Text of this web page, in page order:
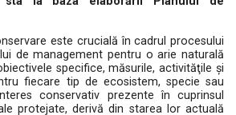
este crucială în cadrul procesului
de management pentru o arie naturală
specifice, măsurile, activităţile și
fiecare tip de ecosistem, specie sau
conservativ prezente în cuprinsul
protejate, derivă din starea lor actuală